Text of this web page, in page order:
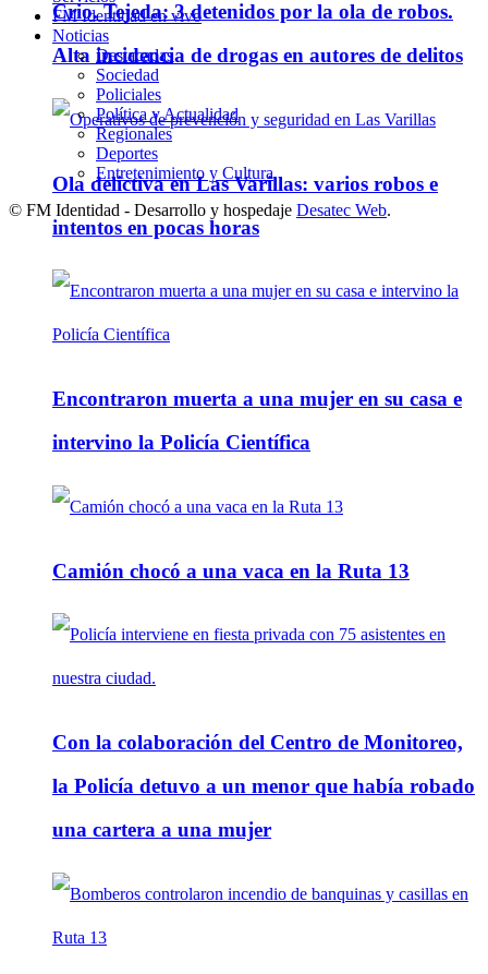
Crio. Tejeda: 3 detenidos por la ola de robos.
Alta incidencia de drogas en autores de delitos
Ola delictiva en Las Varillas: varios robos e
intentos en pocas horas
Encontraron muerta a una mujer en su casa e
intervino la Policía Científica
Camión chocó a una vaca en la Ruta 13
Con la colaboración del Centro de Monitoreo,
la Policía detuvo a un menor que había robado
una cartera a una mujer
FM Identidad en vivo
Noticias
Destacadas
Sociedad
Policiales
Política y Actualidad
Regionales
Deportes
Entretenimiento y Cultura
© FM Identidad - Desarrollo y hospedaje Desatec Web.